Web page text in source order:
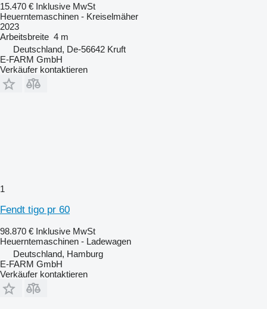
15.470 € Inklusive MwSt
Heuerntemaschinen - Kreiselmäher
2023
Arbeitsbreite 4 m
Deutschland, De-56642 Kruft
E-FARM GmbH
Verkäufer kontaktieren
1
Fendt tigo pr 60
98.870 € Inklusive MwSt
Heuerntemaschinen - Ladewagen
Deutschland, Hamburg
E-FARM GmbH
Verkäufer kontaktieren